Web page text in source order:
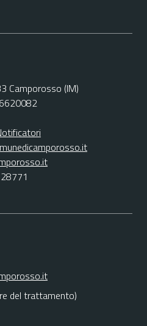
Camporosso (IM)
del trattamento)